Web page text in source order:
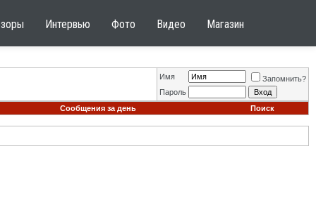
Интервью Фото Видео Магазин
Имя
Запомнить?
Пароль
Сообщения за день Поиск